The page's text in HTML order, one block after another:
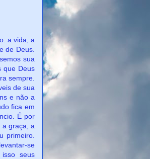
vida, a
de Deus.
sua
que Deus
sempre.
de sua
e não a
fica em
É por
a graça, a
primeiro.
se
seus